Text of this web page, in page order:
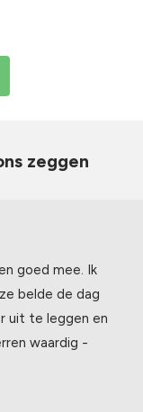
zeggen
goed mee. Ik
belde de dag
uit te leggen en
waardig -